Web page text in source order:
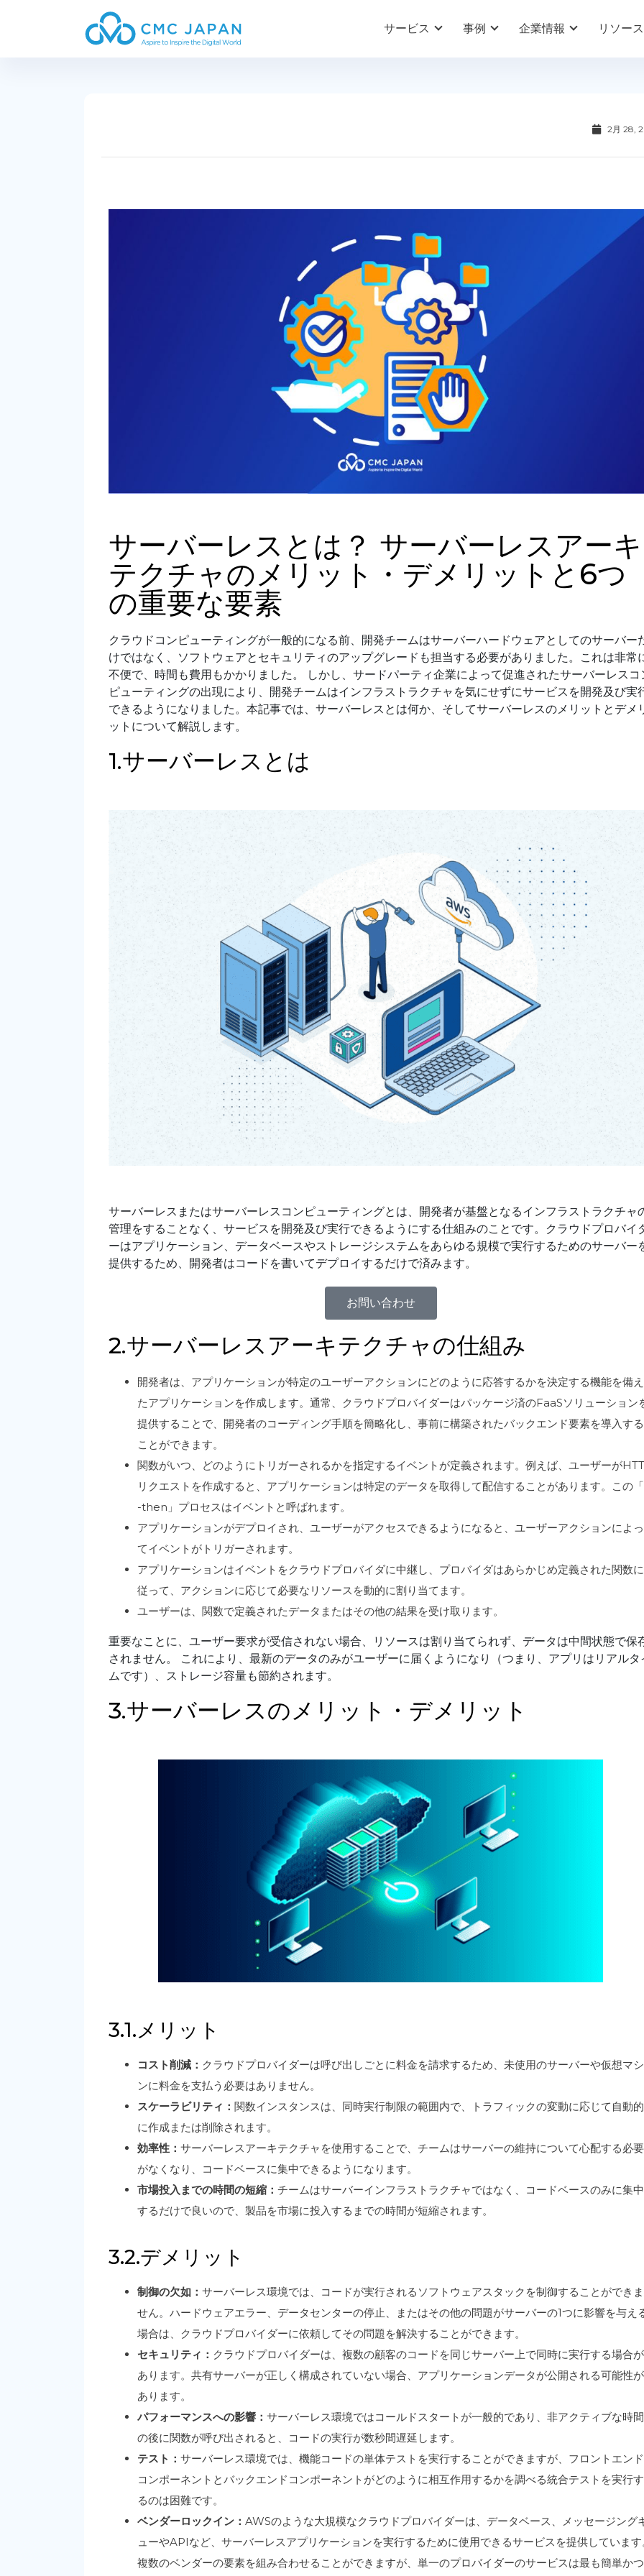
サービス 事例 企業情報 リソース
2月 28,
サーバーレスとは？ サーバーレスアーキ
テクチャのメリット・デメリットと6つ
の重要な要素
クラウドコンピューティングが一般的になる前、開発チームはサーバーハードウェアとしてのサーバー
けではなく、ソフトウェアとセキュリティのアップグレードも担当する必要がありました。これは非常
不便で、時間も費用もかかりました。 しかし、サードパーティ企業によって促進されたサーバーレスコ
ピューティングの出現により、開発チームはインフラストラクチャを気にせずにサービスを開発及び実
できるようになりました。本記事では、サーバーレスとは何か、そしてサーバーレスのメリットとデメ
ットについて解説します。
1.サーバーレスとは
サーバーレスまたはサーバーレスコンピューティングとは、開発者が基盤となるインフラストラクチャ
管理をすることなく、サービスを開発及び実行できるようにする仕組みのことです。クラウドプロバイ
ーはアプリケーション、データベースやストレージシステムをあらゆる規模で実行するためのサーバー
提供するため、開発者はコードを書いてデプロイするだけで済みます。
お問い合わせ
2.サーバーレスアーキテクチャの仕組み
開発者は、アプリケーションが特定のユーザーアクションにどのように応答するかを決定する機能を備え
たアプリケーションを作成します。通常、クラウドプロバイダーはパッケージ済のFaaSソリューション
提供することで、開発者のコーディング手順を簡略化し、事前に構築されたバックエンド要素を導入する
ことができます。
関数がいつ、どのようにトリガーされるかを指定するイベントが定義されます。例えば、ユーザーが
リクエストを作成すると、アプリケーションは特定のデータを取得して配信することがあります。この
-then」プロセスはイベントと呼ばれます。
アプリケーションがデプロイされ、ユーザーがアクセスできるようになると、ユーザーアクションによっ
てイベントがトリガーされます。
アプリケーションはイベントをクラウドプロバイダに中継し、プロバイダはあらかじめ定義された関数に
従って、アクションに応じて必要なリソースを動的に割り当てます。
ユーザーは、関数で定義されたデータまたはその他の結果を受け取ります。
重要なことに、ユーザー要求が受信されない場合、リソースは割り当てられず、データは中間状態で保
されません。 これにより、最新のデータのみがユーザーに届くようになり（つまり、アプリはリアルタ
ムです）、ストレージ容量も節約されます。
3.サーバーレスのメリット・デメリット
3.1.メリット
コスト削減： クラウドプロバイダーは呼び出しごとに料金を請求するため、未使用のサーバーや仮想マシ
ンに料金を支払う必要はありません。
スケーラビリティ： 関数インスタンスは、同時実行制限の範囲内で、トラフィックの変動に応じて自動的
に作成または削除されます。
効率性： サーバーレスアーキテクチャを使用することで、チームはサーバーの維持について心配する必要
がなくなり、コードベースに集中できるようになります。
市場投入までの時間の短縮： チームはサーバーインフラストラクチャではなく、コードベースのみに集中
するだけで良いので、製品を市場に投入するまでの時間が短縮されます。
3.2.デメリット
制御の欠如： サーバーレス環境では、コードが実行されるソフトウェアスタックを制御することができま
せん。ハードウェアエラー、データセンターの停止、またはその他の問題がサーバーの1つに影響を与え
場合は、クラウドプロバイダーに依頼してその問題を解決することができます。
セキュリティ： クラウドプロバイダーは、複数の顧客のコードを同じサーバー上で同時に実行する場合が
あります。共有サーバーが正しく構成されていない場合、アプリケーションデータが公開される可能性が
あります。
パフォーマンスへの影響： サーバーレス環境ではコールドスタートが一般的であり、非アクティブな時間
の後に関数が呼び出されると、コードの実行が数秒間遅延します。
テスト： サーバーレス環境では、機能コードの単体テストを実行することができますが、フロントエンド
コンポーネントとバックエンドコンポーネントがどのように相互作用するかを調べる統合テストを実行す
るのは困難です。
ベンダーロックイン： AWSのような大規模なクラウドプロバイダーは、データベース、メッセージング
ューやAPIなど、サーバーレスアプリケーションを実行するために使用できるサービスを提供していま
複数のベンダーの要素を組み合わせることができますが、単一のプロバイダーのサービスは最も簡単かつ